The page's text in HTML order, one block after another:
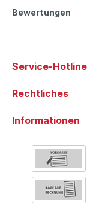
Bewertungen
Service-Hotline
Rechtliches
Informationen